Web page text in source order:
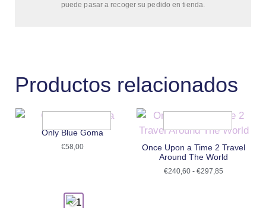
puede pasar a recoger su pedido en tienda.
Productos relacionados
Only Blue Goma
€58,00
Once Upon a Time 2 Travel
Around The World
€240,60 - €297,85